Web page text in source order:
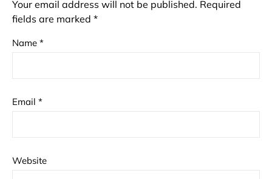
Your email address will not be published. Required
fields are marked *
Name *
Email *
Website